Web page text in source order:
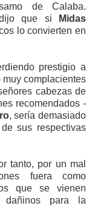
de Calaba.
que si
Midas
lo convierten en
prestigio a
complacientes
cabezas de
recomendados -
, sería demasiado
sus respectivas
tanto, por un mal
fuera como
que se vienen
dañinos para la